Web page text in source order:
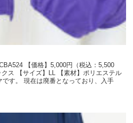
【価格】5,000円（税込：5,500
ス 【サイズ】LL 【素材】ポリエステル
す。 現在は廃番となっており、入手